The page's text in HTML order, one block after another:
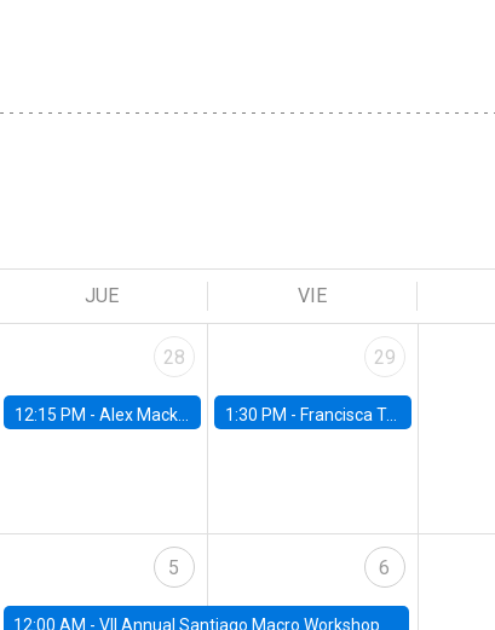
JUE VIE
28
12:15 PM -Alex Mackay, Harvard Business School
29
1:30 PM - Francisca Torrealba, estudiante de Doctorado en Economía UC
5
12:00 AM -VII Annual Santiago Macro Workshop
6